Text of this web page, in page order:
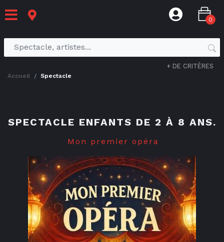
0
+ DE CRITÈRES
accueil spectacle
SPECTACLE ENFANTS DE 2 À 8 ANS.
Mon premier opéra